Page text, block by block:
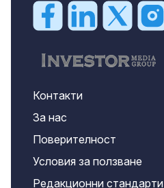
Контакти
За нас
Поверителност
Условия за ползване
Редакционни стандарти